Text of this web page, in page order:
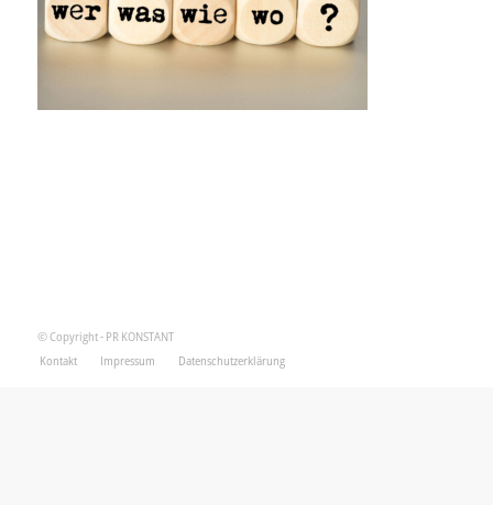
© Copyright - PR KONSTANT
Kontakt
Impressum Datenschutzerklärung